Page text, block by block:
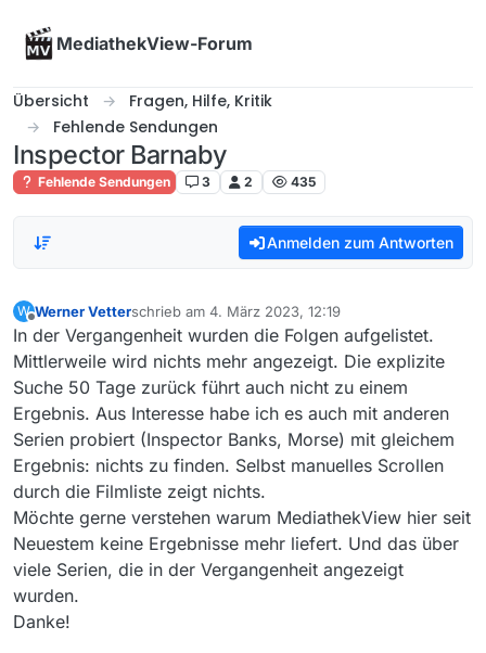
MediathekView-Forum
Übersicht
Fragen, Hilfe, Kritik
Fehlende Sendungen
Inspector Barnaby
Fehlende Sendungen 3 2 435
Anmelden zum Antworten
W
Offline
Werner Vetterschrieb am 4. März 2023, 12:19
zuletzt editiert von
In der Vergangenheit wurden die Folgen aufgelistet.
Mittlerweile wird nichts mehr angezeigt. Die explizite
Suche 50 Tage zurück führt auch nicht zu einem
Ergebnis. Aus Interesse habe ich es auch mit anderen
Serien probiert (Inspector Banks, Morse) mit gleichem
Ergebnis: nichts zu finden. Selbst manuelles Scrollen
durch die Filmliste zeigt nichts.
Möchte gerne verstehen warum MediathekView hier seit
Neuestem keine Ergebnisse mehr liefert. Und das über
viele Serien, die in der Vergangenheit angezeigt
wurden.
Danke!